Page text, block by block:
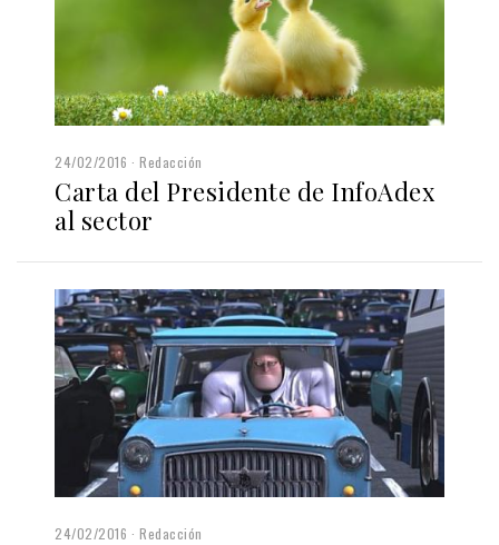
24/02/2016 Redacción
Carta del Presidente de InfoAdex
al sector
24/02/2016 Redacción